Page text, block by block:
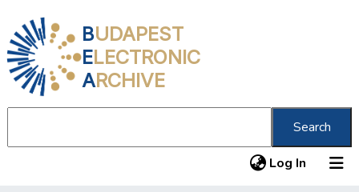
BUDAPEST
ELECTRONIC
ARCHIVE
Search
Log In (current)